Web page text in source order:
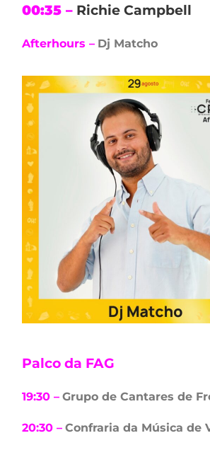
00:35 – Richie Campbell
Afterhours – Dj Matcho
Palco da FAG
19:30 – Grupo de Cantares de
20:30 – Confraria da Música de